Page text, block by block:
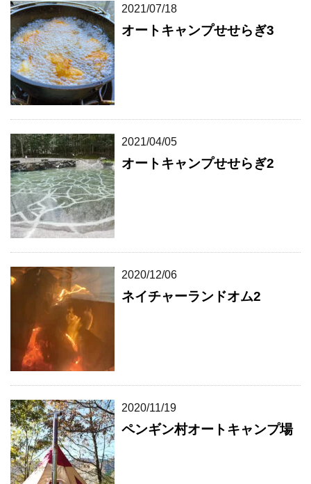
2021/07/18
オートキャンプせせらぎ3
2021/04/05
オートキャンプせせらぎ2
2020/12/06
ネイチャーランドオム2
2020/11/19
ペンギン村オートキャンプ場